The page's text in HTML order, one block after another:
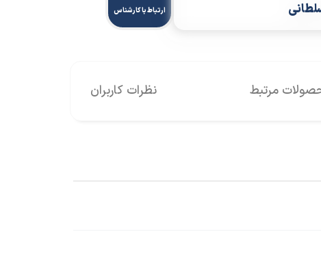
ارتباط با کارشناس
مرتبط نظرات کاربران